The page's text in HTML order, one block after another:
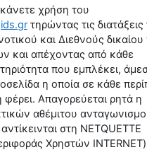
χρήση του
.grτηρώντας τις διατάξεις
και Διεθνούς δικαίου
και απέχοντας από κάθε
που εμπλέκει,
η οποία σε κάθε
Απαγορεύεται ρητά η
αθέμιτου
στη NETQUETTE
Χρηστών INTERNET